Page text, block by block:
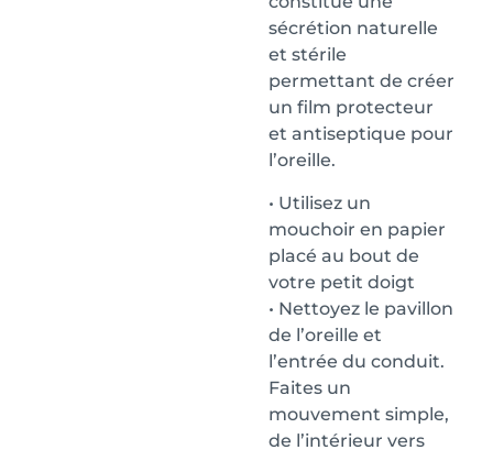
sécrétion naturelle
et stérile
permettant de créer
un film protecteur
et antiseptique pour
l’oreille.
• Utilisez un
mouchoir en papier
placé au bout de
votre petit doigt
• Nettoyez le pavillon
de l’oreille et
l’entrée du conduit.
Faites un
mouvement simple,
de l’intérieur vers